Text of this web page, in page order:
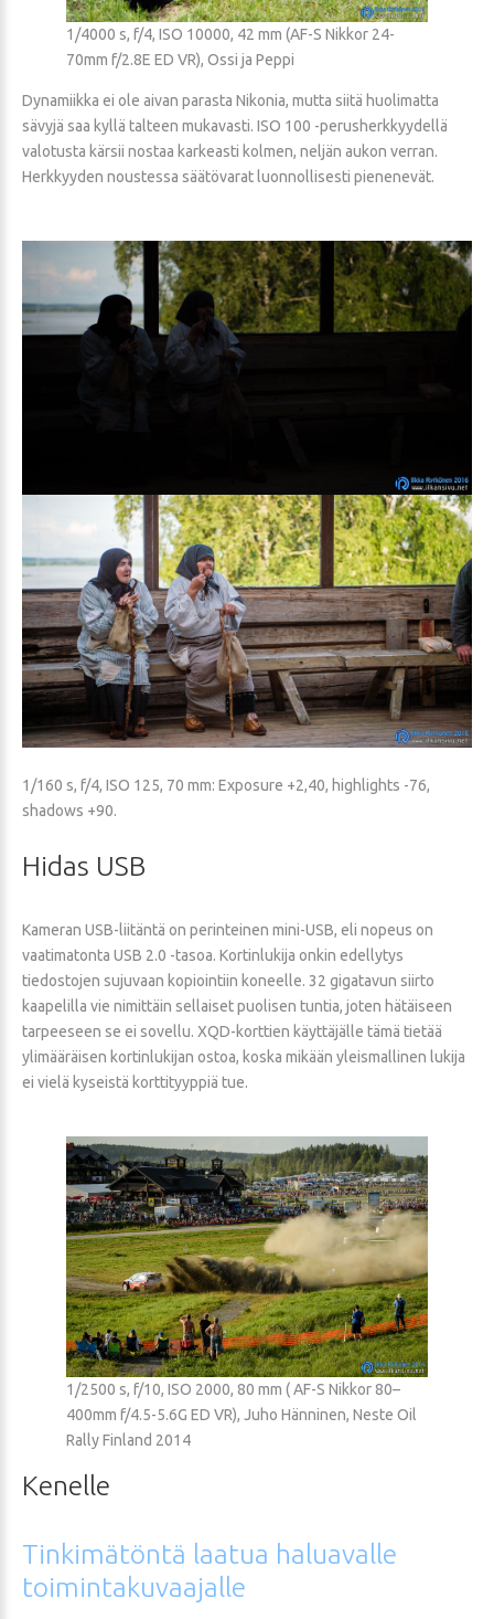
1/4000 s, f/4, ISO 10000, 42 mm (AF-S Nikkor 24-
70mm f/2.8E ED VR), Ossi ja Peppi
Dynamiikka ei ole aivan parasta Nikonia, mutta siitä huolimatta
sävyjä saa kyllä talteen mukavasti. ISO 100 -perusherkkyydellä
valotusta kärsii nostaa karkeasti kolmen, neljän aukon verran.
Herkkyyden noustessa säätövarat luonnollisesti pienenevät.
1/160 s, f/4, ISO 125, 70 mm: Exposure +2,40, highlights -76,
shadows +90.
Hidas USB
Kameran USB-liitäntä on perinteinen mini-USB, eli nopeus on
vaatimatonta USB 2.0 -tasoa. Kortinlukija onkin edellytys
tiedostojen sujuvaan kopiointiin koneelle. 32 gigatavun siirto
kaapelilla vie nimittäin sellaiset puolisen tuntia, joten hätäiseen
tarpeeseen se ei sovellu. XQD-korttien käyttäjälle tämä tietää
ylimääräisen kortinlukijan ostoa, koska mikään yleismallinen lukija
ei vielä kyseistä korttityyppiä tue.
1/2500 s, f/10, ISO 2000, 80 mm ( AF-S Nikkor 80–
400mm f/4.5-5.6G ED VR), Juho Hänninen, Neste Oil
Rally Finland 2014
Kenelle
Tinkimätöntä laatua haluavalle
toimintakuvaajalle